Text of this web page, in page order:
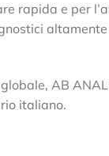
rapida e per
AB
italiano.